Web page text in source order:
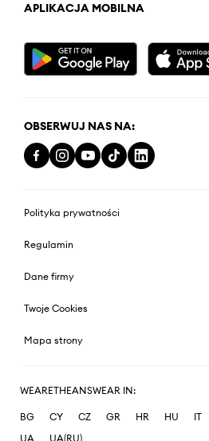
APLIKACJA MOBILNA
OBSERWUJ NAS NA:
Polityka prywatności
Regulamin
Dane firmy
Twoje Cookies
Mapa strony
WEARETHEANSWEAR IN:
BG CY CZ GR HR HU IT
UA
UA(RU)